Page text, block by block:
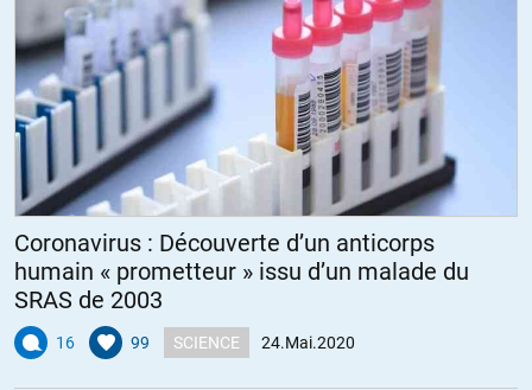
Coronavirus : Découverte d’un anticorps
humain « prometteur » issu d’un malade du
SRAS de 2003
16 99 SCIENCE 24.Mai.2020